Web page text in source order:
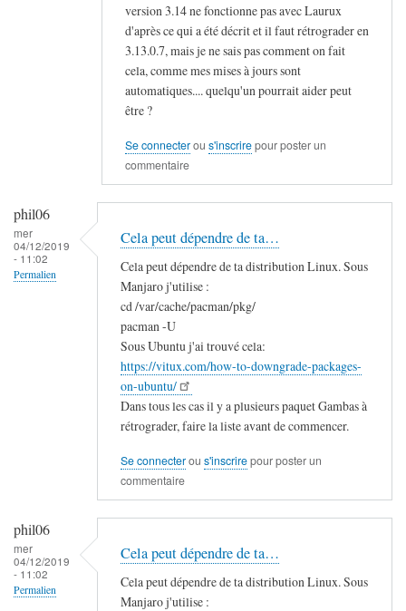
version 3.14 ne fonctionne pas avec Laurux
d'après ce qui a été décrit et il faut rétrograder en
3.13.0.7, mais je ne sais pas comment on fait
cela, comme mes mises à jours sont
automatiques.... quelqu'un pourrait aider peut
être ?
Se connecterou s'inscrirepour poster un
commentaire
phil06
mer
04/12/2019
- 11:02
Permalien
par
Laurens05
Cela peut dépendre de ta…
Cela peut dépendre de ta distribution Linux. Sous
Manjaro j'utilise :
cd /var/cache/pacman/pkg/
pacman -U
Sous Ubuntu j'ai trouvé cela:
https://vitux.com/how-to-downgrade-packages-
on-ubuntu/
Dans tous les cas il y a plusieurs paquet Gambas à
rétrograder, faire la liste avant de commencer.
Se connecterou s'inscrirepour poster un
commentaire
phil06
mer
04/12/2019
- 11:02
Permalien
Cela peut dépendre de ta…
Cela peut dépendre de ta distribution Linux. Sous
Manjaro j'utilise :